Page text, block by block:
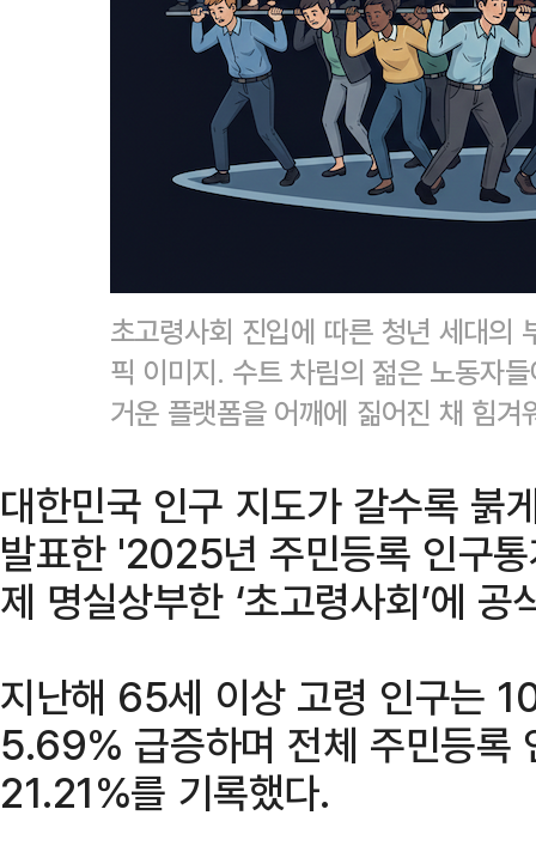
초고령사회 진입에 따른 청년 세대의
픽 이미지. 수트 차림의 젊은 노동자
거운 플랫폼을 어깨에 짊어진 채 힘
대한민국 인구 지도가 갈수록 붉
발표한 '2025년 주민등록 인구
제 명실상부한 ‘초고령사회’에 공
지난해 65세 이상 고령 인구는
5.69% 급증하며 전체 주민등록
21.21%를 기록했다.